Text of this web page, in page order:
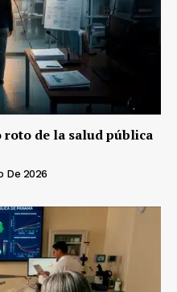
roto de la salud pública
De 2026